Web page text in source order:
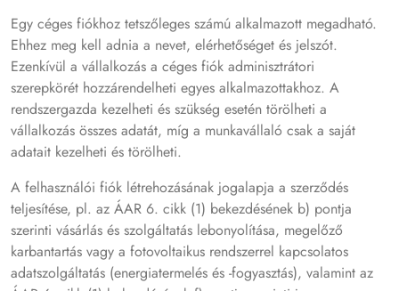
Egy céges fiókhoz tetszőleges számú alkalmazott megadható.
Ehhez meg kell adnia a nevet, elérhetőséget és jelszót.
Ezenkívül a vállalkozás a céges fiók adminisztrátori
szerepkörét hozzárendelheti egyes alkalmazottakhoz. A
rendszergazda kezelheti és szükség esetén törölheti a
vállalkozás összes adatát, míg a munkavállaló csak a saját
adatait kezelheti és törölheti.
A felhasználói fiók létrehozásának jogalapja a szerződés
teljesítése, pl. az ÁAR 6. cikk (1) bekezdésének b) pontja
szerinti vásárlás és szolgáltatás lebonyolítása, megelőző
karbantartás vagy a fotovoltaikus rendszerrel kapcsolatos
adatszolgáltatás (energiatermelés és -fogyasztás), valamint az